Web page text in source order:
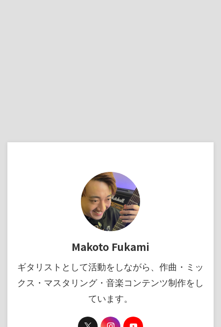
Makoto Fukami
ギタリストとして活動をしながら、作曲・ミッ
クス・マスタリング・音楽コンテンツ制作をし
ています。